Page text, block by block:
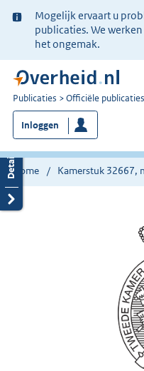
Ter
informatie:
Mogelijk ervaart u
publicaties. We
het ongemak.
U
bent
nu
hier:
Publicaties Officiële publicaties
Inloggen
Home Kamerstuk 32667,